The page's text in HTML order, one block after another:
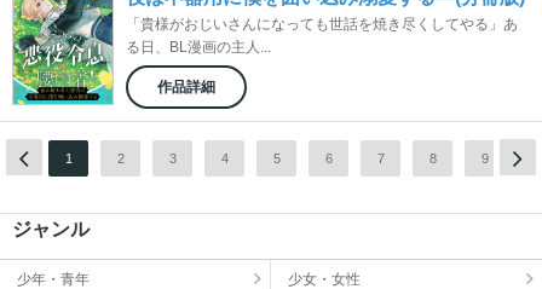
「貴様がおじいさんになっても世話を焼き尽くしてやる」あ
る日、BL漫画の主人...
作品詳細
1 2 3 4 5 6 7 8 9
ジャンル
少年・青年 少女・女性